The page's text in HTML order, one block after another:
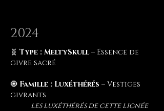
2024
🧬 Type : MeltySkull – Essence de
givre sacré
🧿 Famille : Luxéthérés – Vestiges
givrants
Les Luxéthérés de cette lignée